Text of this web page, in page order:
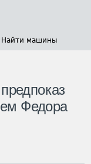
Найти машины
Федора